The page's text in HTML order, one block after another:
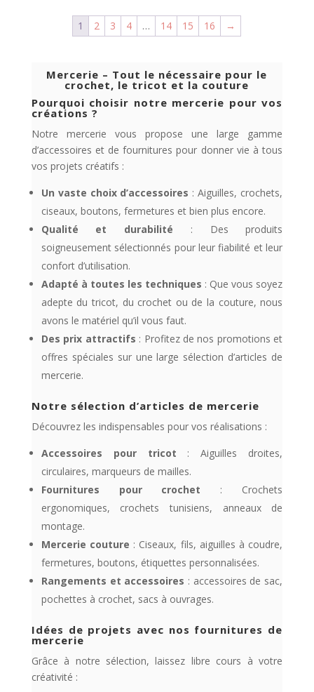
1 2 3 4 … 14 15 16 →
Mercerie – Tout le nécessaire pour le
crochet, le tricot et la couture
Pourquoi choisir notre mercerie pour vos
créations ?
Notre mercerie vous propose une large gamme
d’accessoires et de fournitures pour donner vie à tous
vos projets créatifs :
Un vaste choix d’accessoires : Aiguilles, crochets,
ciseaux, boutons, fermetures et bien plus encore.
Qualité et durabilité : Des produits
soigneusement sélectionnés pour leur fiabilité et leur
confort d’utilisation.
Adapté à toutes les techniques : Que vous soyez
adepte du tricot, du crochet ou de la couture, nous
avons le matériel qu’il vous faut.
Des prix attractifs : Profitez de nos promotions et
offres spéciales sur une large sélection d’articles de
mercerie.
Notre sélection d’articles de mercerie
Découvrez les indispensables pour vos réalisations :
Accessoires pour tricot : Aiguilles droites,
circulaires, marqueurs de mailles.
Fournitures pour crochet : Crochets
ergonomiques, crochets tunisiens, anneaux de
montage.
Mercerie couture : Ciseaux, fils, aiguilles à coudre,
fermetures, boutons, étiquettes personnalisées.
Rangements et accessoires : accessoires de sac,
pochettes à crochet, sacs à ouvrages.
Idées de projets avec nos fournitures de
mercerie
Grâce à notre sélection, laissez libre cours à votre
créativité :